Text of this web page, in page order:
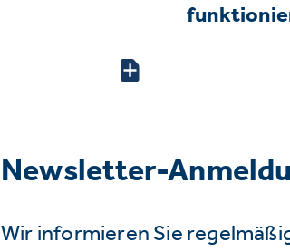
Newsletter-
Wir informieren Sie